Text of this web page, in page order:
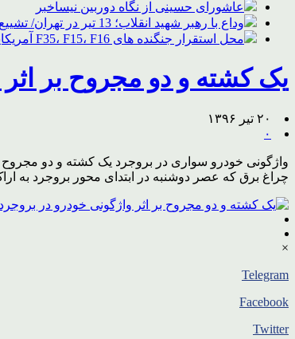
عاشورای حسینی از نگاه دوربین نیساخبر
وداع با رهبر شهید انقلاب؛ 13 تیر در تهران/ تشییع در قم و تدفین در مشهد
محل استقرار جنگنده های F35، F15، F16 آمریکایی منهدم شد
یک کشته و دو مجروح بر
۲۰ تیر ۱۳۹۶
۰
واژگونی خودرو سواری در بروجرد یک کشته و دو
چراغ برق که عصر دوشنبه در ابتدای محور بروجرد به
×
Telegram
Facebook
Twitter